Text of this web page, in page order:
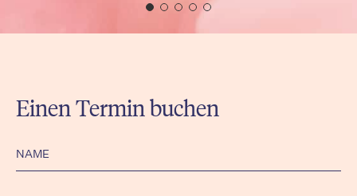
Einen Termin buchen